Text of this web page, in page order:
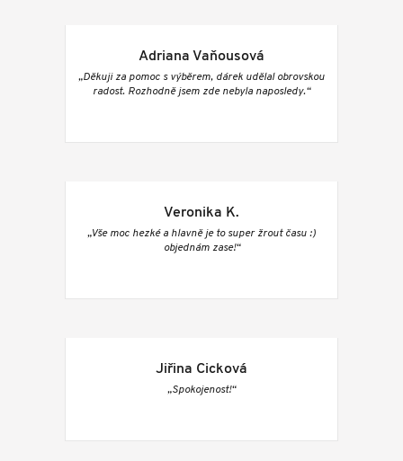
Adriana Vaňousová
„Děkuji za pomoc s výběrem, dárek udělal obrovskou
radost. Rozhodně jsem zde nebyla naposledy.“
Veronika K.
„Vše moc hezké a hlavně je to super žrout času :)
objednám zase!“
Jiřina Cicková
„Spokojenost!“